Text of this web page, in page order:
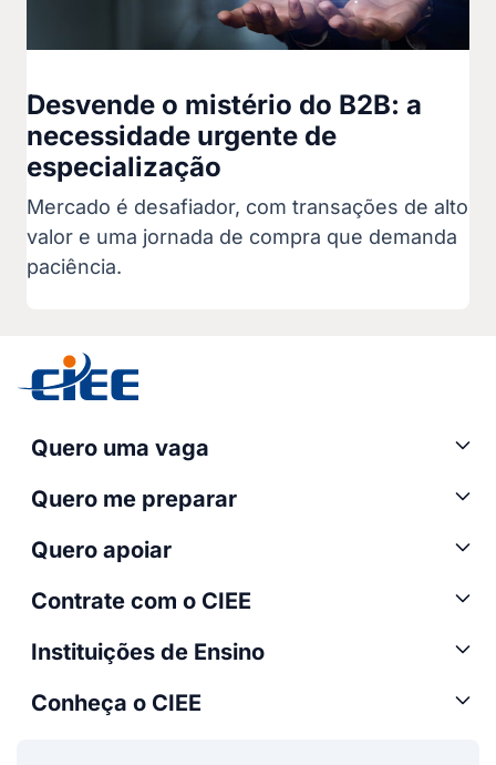
Desvende o mistério do B2B: a
necessidade urgente de
especialização
Mercado é desafiador, com transações de alto
valor e uma jornada de compra que demanda
paciência.
Quero uma vaga
Quero me preparar
Quero apoiar
Contrate com o CIEE
Instituições de Ensino
Conheça o CIEE